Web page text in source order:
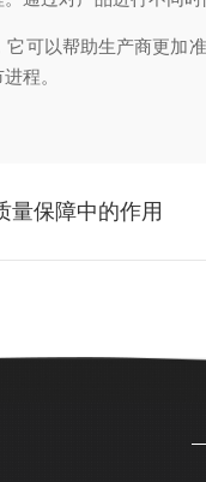
以帮助生产商更加
程。
量保障中的作用